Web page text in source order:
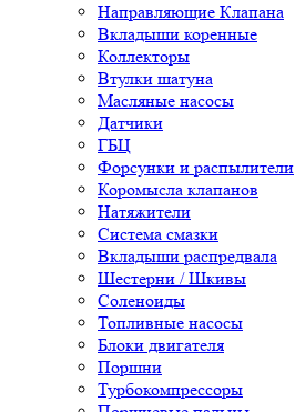
Направляющие Клапана
Вкладыши коренные
Коллекторы
Втулки шатуна
Масляные насосы
Датчики
ГБЦ
Форсунки и распылители
Коромысла клапанов
Натяжители
Система смазки
Вкладыши распредвала
Шестерни / Шкивы
Соленоиды
Топливные насосы
Блоки двигателя
Поршни
Турбокомпрессоры